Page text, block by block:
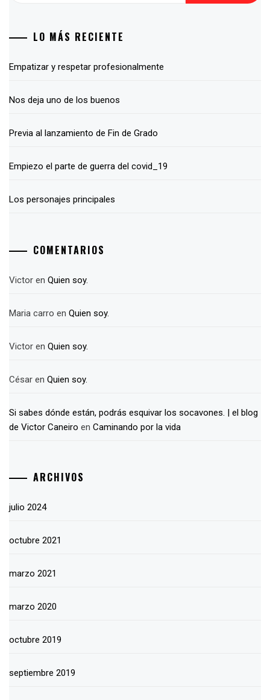
LO MÁS RECIENTE
Empatizar y respetar profesionalmente
Nos deja uno de los buenos
Previa al lanzamiento de Fin de Grado
Empiezo el parte de guerra del covid_19
Los personajes principales
COMENTARIOS
Victor en Quien soy.
Maria carro en Quien soy.
Victor en Quien soy.
César en Quien soy.
Si sabes dónde están, podrás esquivar los socavones. | el blog
de Victor Caneiro en Caminando por la vida
ARCHIVOS
julio 2024
octubre 2021
marzo 2021
marzo 2020
octubre 2019
septiembre 2019